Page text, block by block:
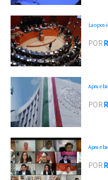
La
POR
POR
POR